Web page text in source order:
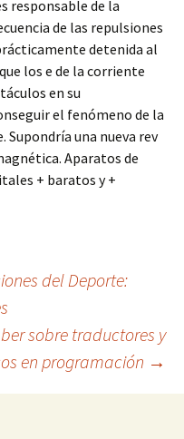
responsable de la
de las repulsiones
detenida al
los e de la corriente
en su
el fenómeno de la
una nueva rev
Aparatos de
+ baratos y +
del Deporte:
sobre traductores y
en programación →